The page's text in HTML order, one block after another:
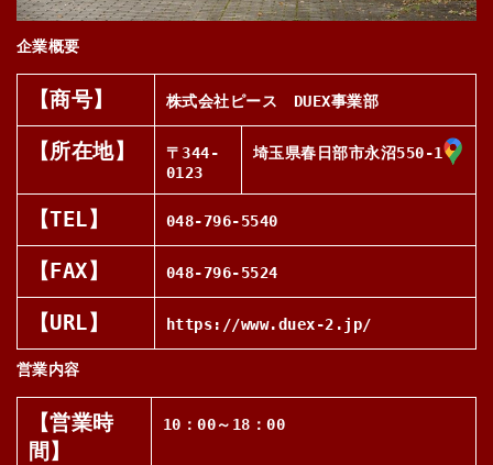
企業概要
【商号】 株式会社ピース DUEX事業部
【所在地】
〒344-
0123
埼玉県春日部市永沼550-1
【TEL】 048-796-5540
【FAX】 048-796-5524
【URL】 https://www.duex-2.jp/
営業内容
【営業時
間】
10：00～18：00